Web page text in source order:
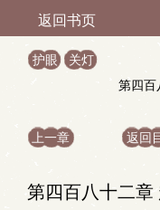
返回书页
护眼 关灯
第四百
上一章 返回
第四百八十二章